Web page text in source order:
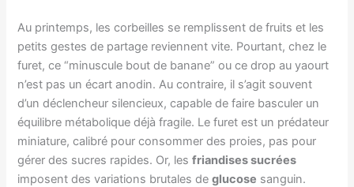
Au printemps, les corbeilles se remplissent de fruits et les
petits gestes de partage reviennent vite. Pourtant, chez le
furet, ce “minuscule bout de banane” ou ce drop au yaourt
n’est pas un écart anodin. Au contraire, il s’agit souvent
d’un déclencheur silencieux, capable de faire basculer un
équilibre métabolique déjà fragile. Le furet est un prédateur
miniature, calibré pour consommer des proies, pas pour
gérer des sucres rapides. Or, lesfriandises sucrées
imposent des variations brutales deglucose sanguin.